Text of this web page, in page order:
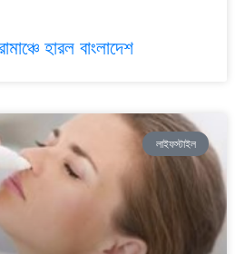
হারল বাংলাদেশ
লাইফস্টাইল